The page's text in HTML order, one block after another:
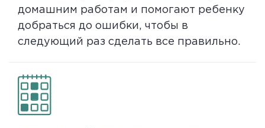
домашним работам и помогают ребенку
добраться до ошибки, чтобы в
следующий раз сделать все правильно.